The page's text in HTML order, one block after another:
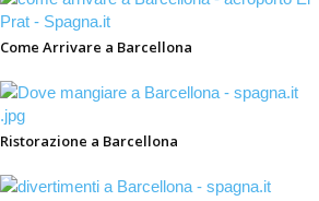
Come Arrivare a Barcellona
Ristorazione a Barcellona